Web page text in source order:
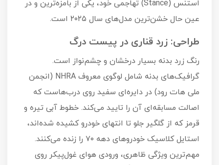
استنس (Stance) تهاجمی خود، یکی از بامزه‌ترین و در
عین حال خشن‌ترین مدل‌های سال ۲۰۲۵ است.
طراحی: زرد قناری در پیست درگ
رنگ زرد بدنه بسیار درخشان و چشم‌نواز است.
گرافیک‌های بدنه شامل لوگوی معروف NHRA (انجمن
ملی هات رود) در دایره‌ای سفید روی درب‌هاست که
اصالت مسابقه‌ای آن را تایید می‌کند. خطوط آبی تیره و
قرمز که از گلگیر جلو تا انتهای خودرو کشیده شده‌اند،
استایل کلاسیک خودروهای دهه ۷۰ را زنده می‌کنند.
مهم‌ترین ویژگی ظاهری، ورودی هوای غول‌پیکر روی